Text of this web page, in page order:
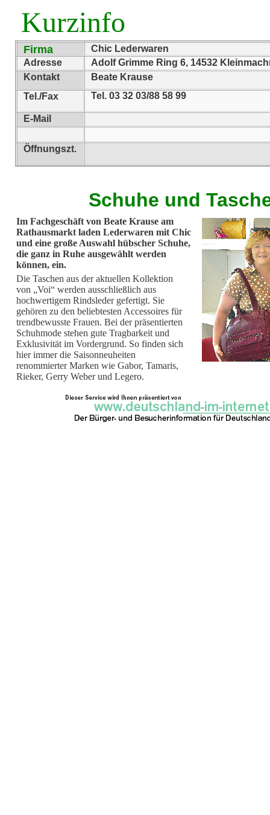
Im Fachgeschäft von Beate Krause am
Rathausmarkt laden Lederwaren mit Chic
und eine große Auswahl hübscher Schuhe,
die ganz in Ruhe ausgewählt werden
können, ein.
Die Taschen aus der aktuellen Kollektion
von „Voi“ werden ausschließlich aus
hochwertigem Rindsleder gefertigt. Sie
gehören zu den beliebtesten Accessoires für
trendbewusste Frauen. Bei der präsentierten
Schuhmode stehen gute Tragbarkeit und
Exklusivität im Vordergrund. So finden sich
hier immer die Saisonneuheiten
renommierter Marken wie Gabor, Tamaris,
Rieker, Gerry Weber und Legero.
Schuhe und
Kurzinfo
Firma
Chic Lederwaren
Adresse
Adolf Grimme Ring 6, 14532
Kontakt
Beate Krause
Tel./Fax
Tel. 03 32 03/88 58 99
E-Mail
Öffnungszt.